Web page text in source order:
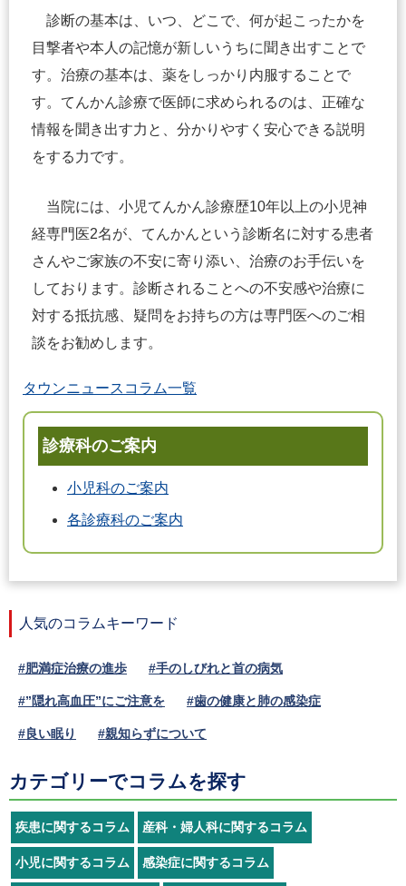
診断の基本は、いつ、どこで、何が起こったかを
目撃者や本人の記憶が新しいうちに聞き出すことで
す。治療の基本は、薬をしっかり内服することで
す。てんかん診療で医師に求められるのは、正確な
情報を聞き出す力と、分かりやすく安心できる説明
をする力です。
当院には、小児てんかん診療歴10年以上の小児神
経専門医2名が、てんかんという診断名に対する患者
さんやご家族の不安に寄り添い、治療のお手伝いを
しております。診断されることへの不安感や治療に
対する抵抗感、疑問をお持ちの方は専門医へのご相
談をお勧めします。
タウンニュースコラム一覧
診療科のご案内
小児科のご案内
各診療科のご案内
人気のコラムキーワード
#肥満症治療の進歩 #手のしびれと首の病気
#”隠れ高血圧”にご注意を #歯の健康と肺の感染症
#良い眠り #親知らずについて
カテゴリーでコラムを探す
疾患に関するコラム 産科・婦人科に関するコラム
小児に関するコラム 感染症に関するコラム